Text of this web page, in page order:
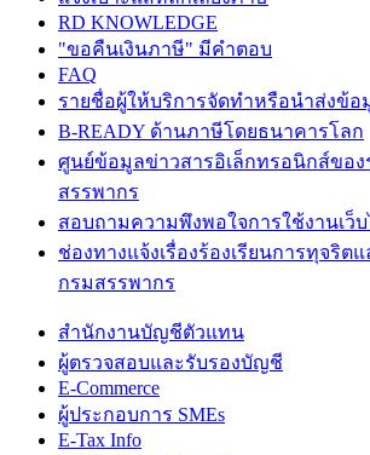
RD KNOWLEDGE
"ขอคืนเงินภาษี" มีคำตอบ
FAQ
รายชื่อผู้ให้บริการจัดทำหรือนำส่งข้อ
B-READY ด้านภาษีโดยธนาคารโลก
ศูนย์ข้อมูลข่าวสารอิเล็กทรอนิกส์ของ
สรรพากร
สอบถามความพึงพอใจการใช้งานเว็
ช่องทางแจ้งเรื่องร้องเรียนการทุจริต
กรมสรรพากร
สำนักงานบัญชีตัวแทน
ผู้ตรวจสอบและรับรองบัญชี
E-Commerce
ผู้ประกอบการ SMEs
E-Tax Info